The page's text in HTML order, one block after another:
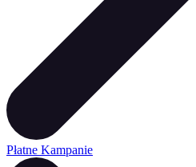
Płatne Kampanie